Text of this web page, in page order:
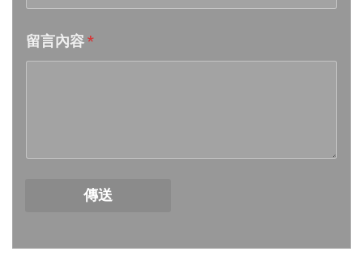
Week 18│2026-5-2
留言內容*
傳送